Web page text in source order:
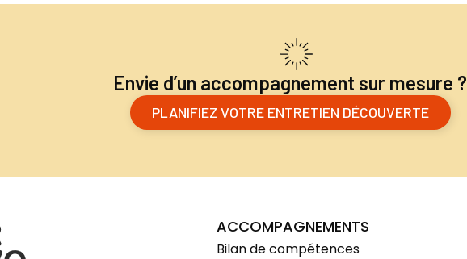
Envie d’un accompagnement sur mesure ?
PLANIFIEZ VOTRE ENTRETIEN DÉCOUVERTE
ACCOMPAGNEMENTS
Bilan de compétences